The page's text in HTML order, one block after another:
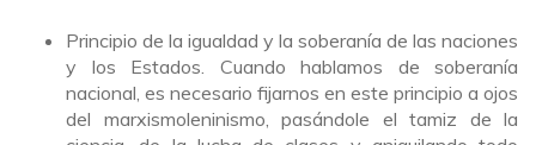
Principio de la igualdad y la soberanía de las naciones
y los Estados. Cuando hablamos de soberanía
nacional, es necesario fijarnos en este principio a ojos
del marxismoleninismo, pasándole el tamiz de la